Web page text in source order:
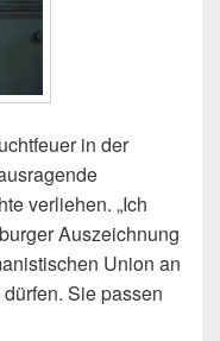
in der
verliehen. „Ich
Auszeichnung
Union an
Sie passen
erhielt das